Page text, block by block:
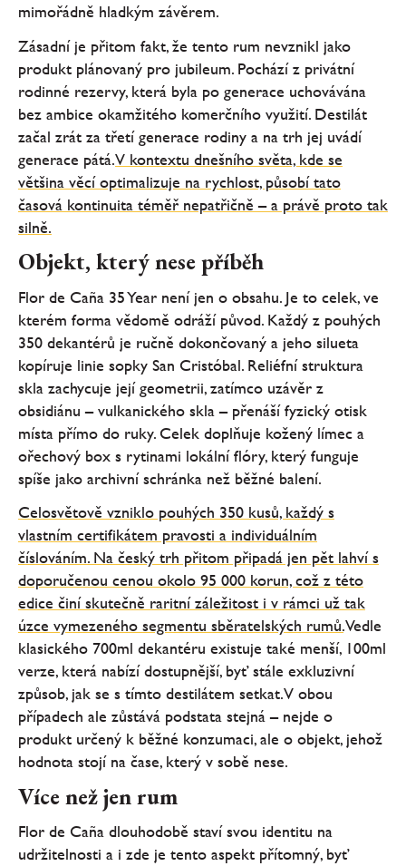
mimořádně hladkým závěrem.
Zásadní je přitom fakt, že tento rum nevznikl jako
produkt plánovaný pro jubileum. Pochází z privátní
rodinné rezervy, která byla po generace uchovávána
bez ambice okamžitého komerčního využití. Destilát
začal zrát za třetí generace rodiny a na trh jej uvádí
generace pátá.V kontextu dnešního světa, kde se
většina věcí optimalizuje na rychlost, působí tato
časová kontinuita téměř nepatřičně – a právě proto tak
silně.
Objekt, který nese příběh
Flor de Caña 35 Year není jen o obsahu. Je to celek, ve
kterém forma vědomě odráží původ. Každý z pouhých
350 dekantérů je ručně dokončovaný a jeho silueta
kopíruje linie sopky San Cristóbal. Reliéfní struktura
skla zachycuje její geometrii, zatímco uzávěr z
obsidiánu – vulkanického skla – přenáší fyzický otisk
místa přímo do ruky. Celek doplňuje kožený límec a
ořechový box s rytinami lokální flóry, který funguje
spíše jako archivní schránka než běžné balení.
Celosvětově vzniklo pouhých 350 kusů, každý s
vlastním certifikátem pravosti a individuálním
číslováním. Na český trh přitom připadá jen pět lahví s
doporučenou cenou okolo 95 000 korun, což z této
edice činí skutečně raritní záležitost i v rámci už tak
úzce vymezeného segmentu sběratelských rumů.Vedle
klasického 700ml dekantéru existuje také menší, 100ml
verze, která nabízí dostupnější, byť stále exkluzivní
způsob, jak se s tímto destilátem setkat. V obou
případech ale zůstává podstata stejná – nejde o
produkt určený k běžné konzumaci, ale o objekt, jehož
hodnota stojí na čase, který v sobě nese.
Více než jen rum
Flor de Caña dlouhodobě staví svou identitu na
udržitelnosti a i zde je tento aspekt přítomný, byť